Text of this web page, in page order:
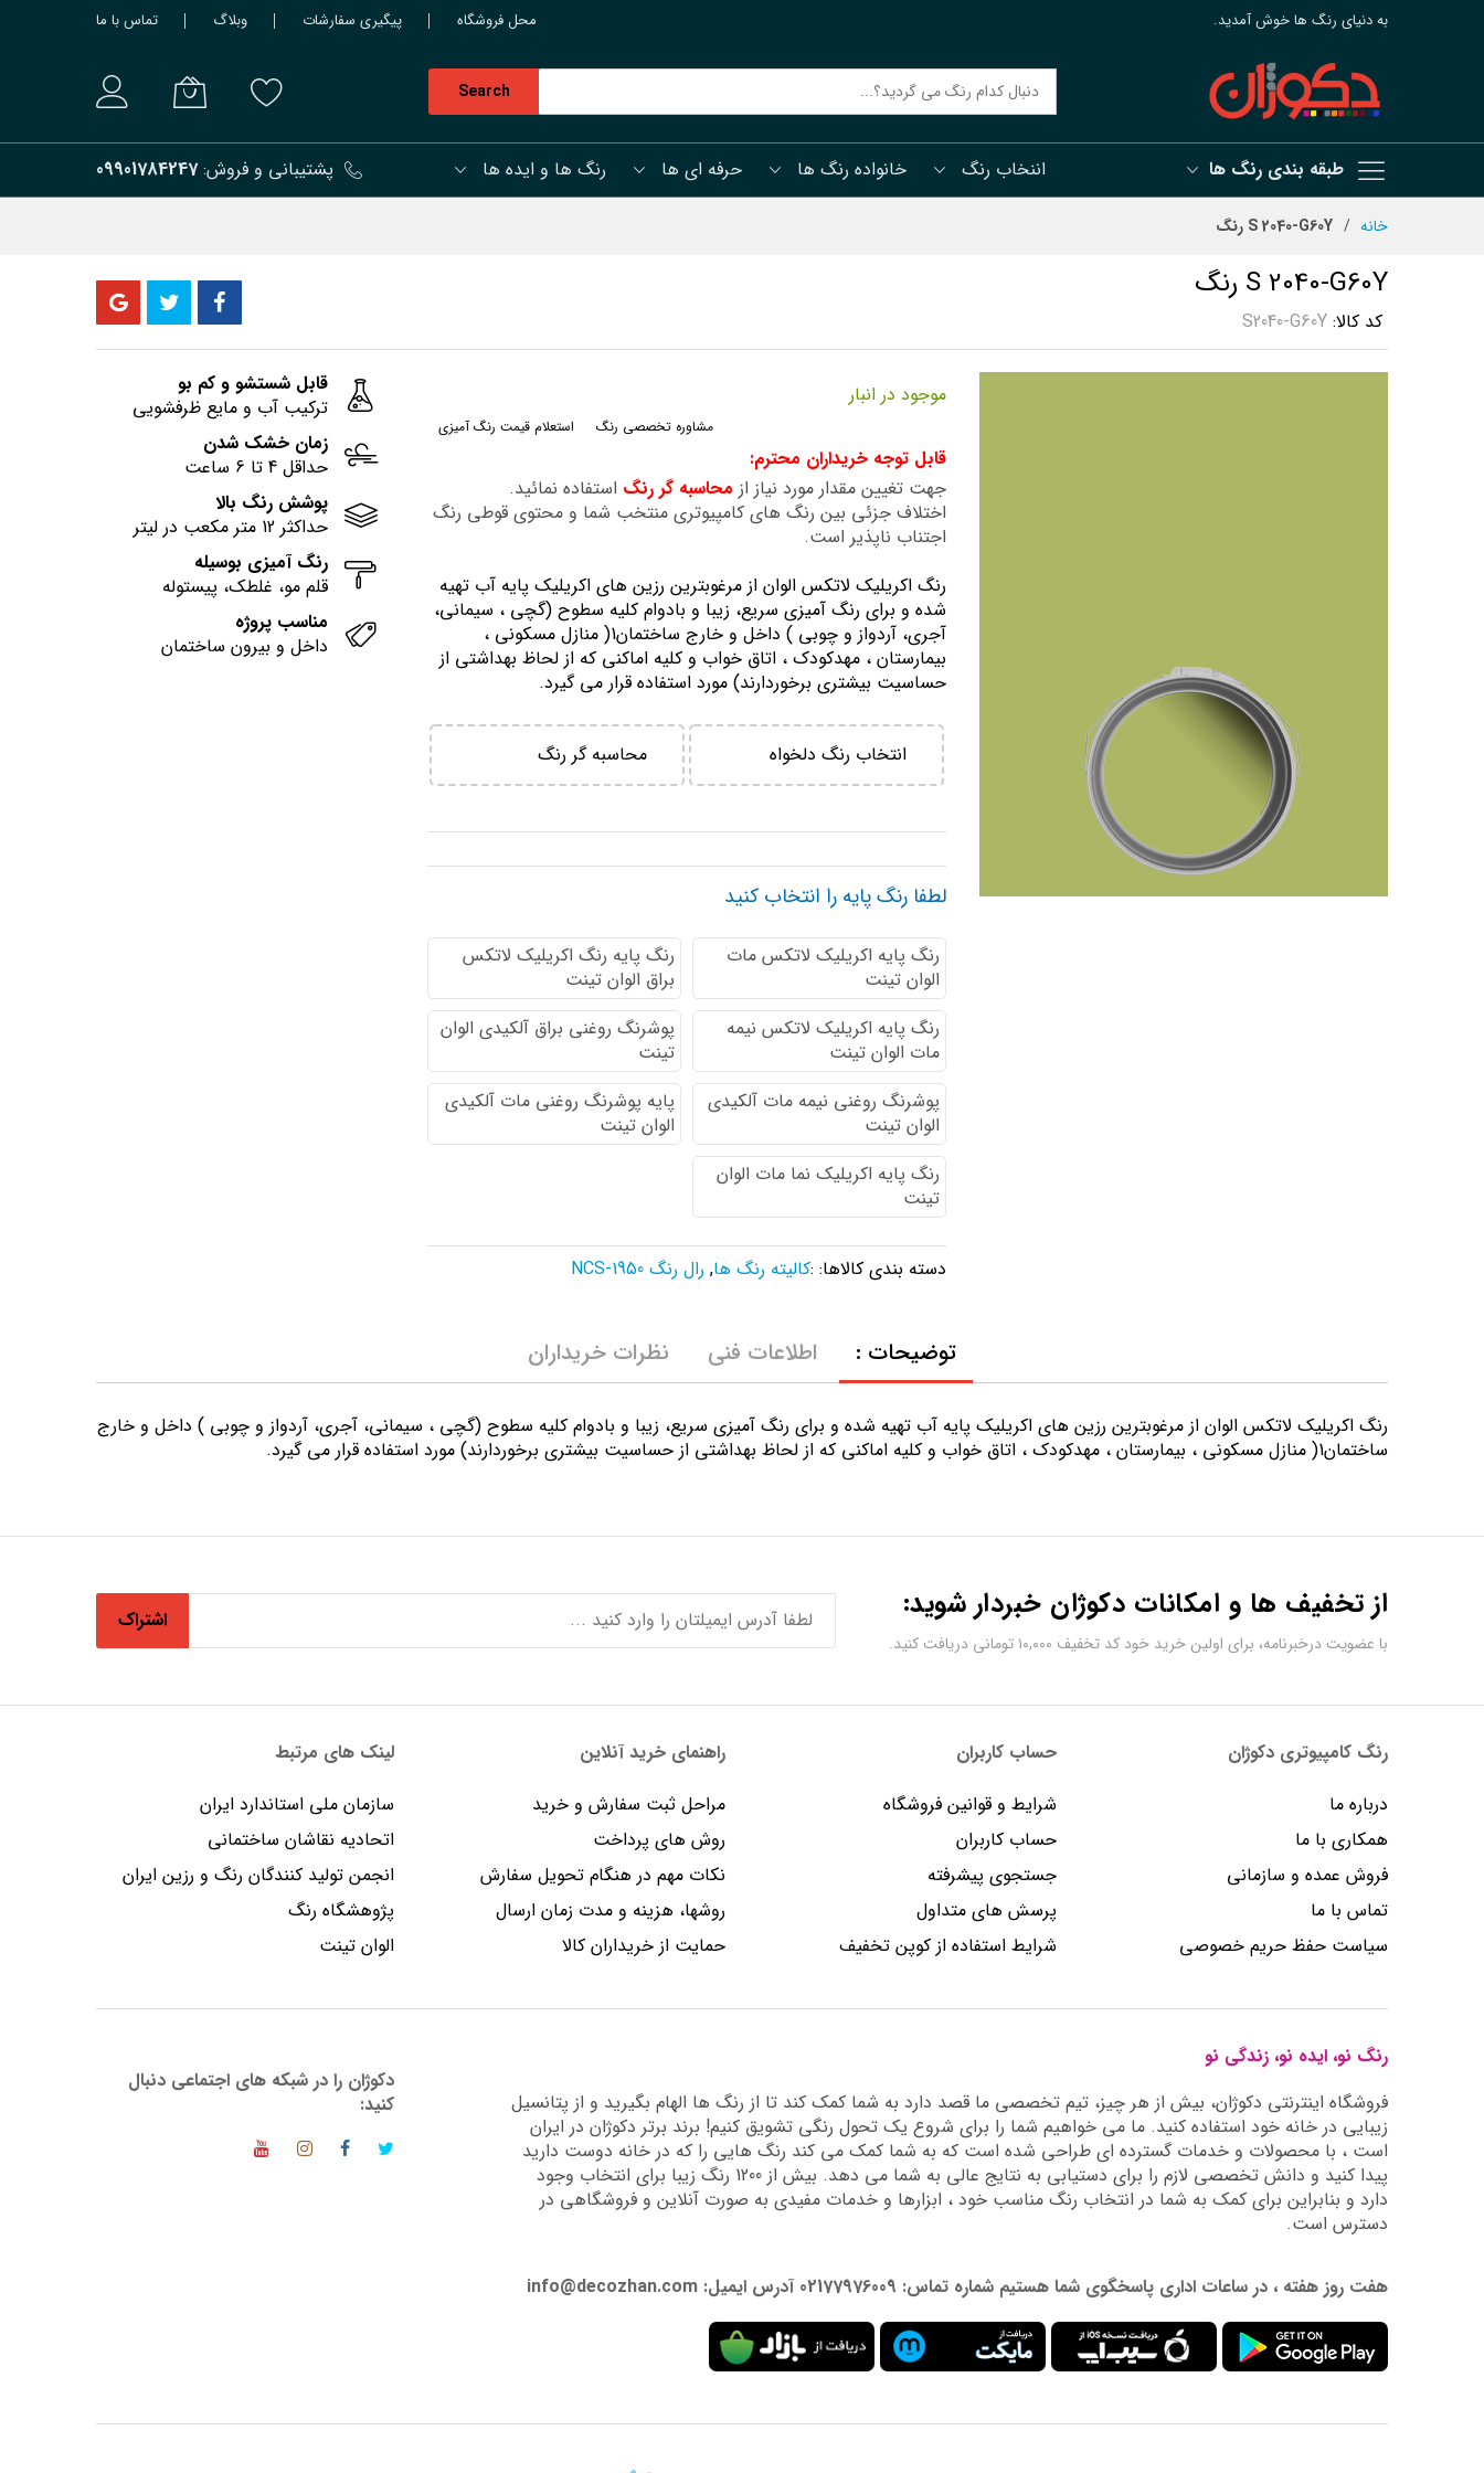
به دنیای رنگ ها خوش آمدید. محل فروشگاه پیگیری سفارشات وبلاگ تماس با ما
طبقه بندی رنگ ها
Search
اننخاب رنگ خانواده رنگ ها حرفه ای ها رنگ ها و ایده ها پشتیبانی و فروش:09901784247
خانه S 2040-G60Y رنگ
S 2040-G60Y رنگ
کد کالا S2040-G60Y
موجود در انبار
استعلام قیمت رنگ آمیزی مشاوره تخصصی رنگ
قابل توجه خریداران محترم:
جهت تغیین مقدار مورد نیاز از محاسبه گر رنگ استفاده نمائید.
اختلاف جزئی بین رنگ های کامپیوتری منتخب شما و محتوی قوطی رنگ
اجتناب ناپذیر است.
رنگ اكريليك لاتكس الوان از مرغوبترين رزين هاي اكريليك پايه آب تهيه
شده و برای رنگ آمیزی سریع، زیبا و بادوام کلیه سطوح (گچی ، سیمانی،
آجری، آردواز و چوبی ) داخل و خارج ساختمان1( منازل مسكوني ،
بيمارستان ، مهدكودك ، اتاق خواب و كليه اماكني كه از لحاظ بهداشتي از
حساسيت بيشتري برخوردارند) مورد استفاده قرار می گیرد.
انتخاب رنگ دلخواه محاسبه گر رنگ
لطفا رنگ پایه را انتخاب کنید
رنگ پایه اكريليك لاتكس مات
الوان تینت
رنگ پایه رنگ اكريليك لاتكس
براق الوان تینت
رنگ پایه اكريليك لاتكس نيمه
مات الوان تینت
پوشرنگ روغنی براق آلکیدی الوان
تینت
پوشرنگ روغنی نیمه مات آلکیدی
الوان تینت
پایه پوشرنگ روغنی مات آلکیدی
الوان تینت
رنگ پایه اکریلیک نما مات الوان
تینت
دسته بندی کالاها: :کالیته رنگ ها, رال رنگ NCS-1950
قابل شستشو و کم بو
ترکیب آب و مایع ظرفشویی
زمان خشک شدن
حداقل 4 تا 6 ساعت
پوشش رنگ بالا
حداکثر 12 متر مکعب در لیتر
رنگ آمیزی بوسیله
قلم مو، غلطک، پیستوله
مناسب پروژه
داخل و بیرون ساختمان
توضیحات :
رنگ اكريليك لاتكس الوان از مرغوبترين رزين هاي اكريليك پايه آب تهيه شده و برای رنگ آمیزی سریع، زیبا و بادوام کلیه سطوح (گچی ، سیمانی، آجری، آردواز و چوبی ) داخل و خارج
ساختمان1( منازل مسكوني ، بيمارستان ، مهدكودك ، اتاق خواب و كليه اماكني كه از لحاظ بهداشتي از حساسيت بيشتري برخوردارند) مورد استفاده قرار می گیرد.
اطلاعات فنی نظرات خریداران
از تخفیف ها و امکانات دکوژان خبردار شوید:
با عضویت درخبرنامه، برای اولین خرید خود کد تخفیف ۱۰,۰۰۰ تومانی دریافت کنید.
اشتراک
رنگ کامپیوتری دکوژان
درباره ما
همکاری با ما
فروش عمده و سازمانی
تماس با ما
سیاست حفظ حریم خصوصی
حساب کاربران
شرایط و قوانین فروشگاه
حساب کاربران
جستجوی پیشرفته
پرسش های متداول
شرایط استفاده از کوپن تخفیف
راهنمای خرید آنلاین
مراحل ثبت سفارش و خرید
روش های پرداخت
نکات مهم در هنگام تحویل سفارش
روشها، هزینه و مدت زمان ارسال
حمایت از خریداران کالا
لینک های مرتبط
سازمان ملی استاندارد ایران
اتحادیه نقاشان ساختمانی
انجمن توليد كنندگان رنگ و رزين ايران
پژوهشگاه رنگ
الوان تینت
رنگ نو، ایده نو، زندگی نو
فروشگاه اینترنتی دکوژان، بیش از هر چیز، تیم تخصصی ما قصد دارد به شما کمک کند تا از رنگ ها الهام بگیرید و از پتانسیل
زیبایی در خانه خود استفاده کنید. ما می خواهیم شما را برای شروع یک تحول رنگی تشویق کنیم! برند برتر دکوژان در ایران
است ، با محصولات و خدمات گسترده ای طراحی شده است که به شما کمک می کند رنگ هایی را که در خانه دوست دارید
پیدا کنید و دانش تخصصی لازم را برای دستیابی به نتایج عالی به شما می دهد. بیش از 1200 رنگ زیبا برای انتخاب وجود
دارد و بنابراین برای کمک به شما در انتخاب رنگ مناسب خود ، ابزارها و خدمات مفیدی به صورت آنلاین و فروشگاهی در
دسترس است.
هفت روز هفته ، در ساعات اداری پاسخگوی شما هستیم شماره تماس: 02177976009 آدرس ایمیل: info@decozhan.com
دکوژان را در شبکه های اجتماعی دنبال
کنید: